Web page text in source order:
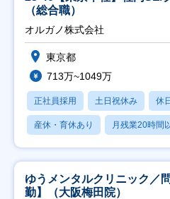
（総合職）
オルガノ株式会社
東京都
713万~1049万
正社員採用 土日祝休み 休
産休・育休あり 月残業20時間
ゆうメンタルクリニック／
勤】（大阪梅田院）